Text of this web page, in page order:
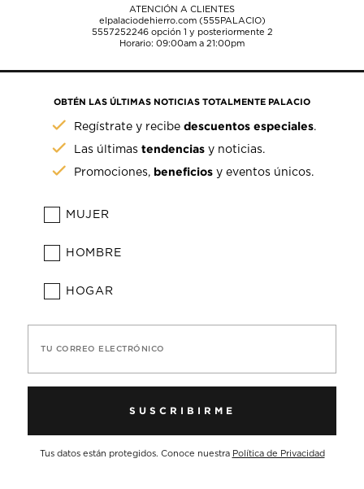
ATENCIÓN A CLIENTES
elpalaciodehierro.com (555PALACIO)
5557252246opción 1 y posteriormente 2
Horario: 09:00am a 21:00pm
OBTÉN LAS ÚLTIMAS NOTICIAS TOTALMENTE PALACIO
Regístrate y recibedescuentos especiales.
Las últimastendencias y noticias.
Promociones, beneficios y eventos únicos.
MUJER
HOMBRE
HOGAR
TU CORREO ELECTRÓNICO
SUSCRIBIRME
Tus datos están protegidos. Conoce nuestra Política de Privacidad